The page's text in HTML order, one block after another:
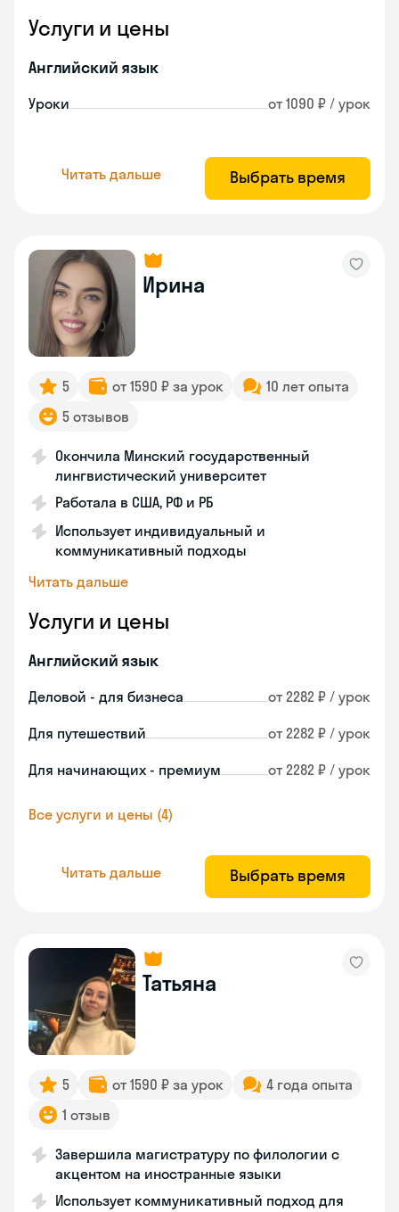
Услуги и цены
Английский язык
Уроки от 1090 ₽ / урок
Читать дальше Выбрать время
Ирина
5 от 1590 ₽ за урок
10 лет опыта
5 отзывов
Окончила Минский государственный
лингвистический университет
Работала в США, РФ и РБ
Использует индивидуальный и
коммуникативный подходы
Читать дальше
Услуги и цены
Английский язык
Деловой - для бизнеса от 2282 ₽ / урок
Для путешествий от 2282 ₽ / урок
Для начинающих - премиум от 2282 ₽ / урок
Все услуги и цены (4)
Читать дальше Выбрать время
Татьяна
5 от 1590 ₽ за урок
4 года опыта
1 отзыв
Завершила магистратуру по филологии с
акцентом на иностранные языки
Использует коммуникативный подход для